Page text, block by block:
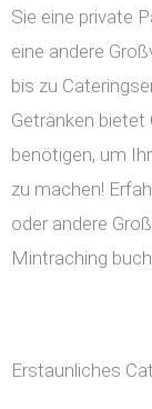
Sie eine private
eine andere
bis zu
Getränken bietet
benötigen, um
zu machen!
oder andere
Mintraching
Erstaunliches